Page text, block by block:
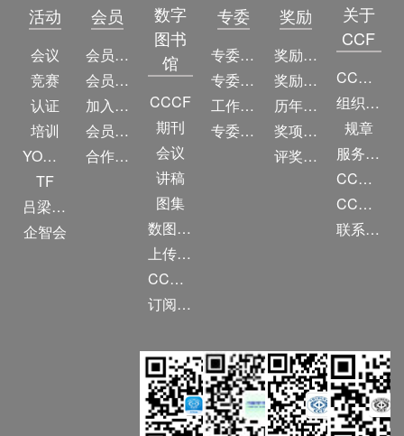
活动
会议
竞赛
认证
培训
YOCSEF
TF
吕梁振兴
企智会
会员
会员简介
会员权益
加入CCF
会员交费
合作伙伴
数字
图书
馆
CCCF
期刊
会议
讲稿
图集
数图编审委员会
上传/发布作品
CCF DL Focus
订阅《计算》
专委
专委简介
专委条例
工作问答
专委名单
奖励
奖励动态
奖励目录
历年获奖名单
奖项推荐
评奖条例
关于
CCF
CCF简介
组织机构
规章
服务项目
CCF大事记
CCF创建60周年
联系我们